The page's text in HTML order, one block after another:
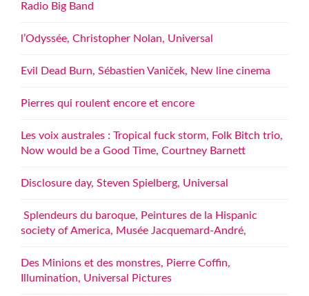
Radio Big Band
l’Odyssée, Christopher Nolan, Universal
Evil Dead Burn, Sébastien Vaniček, New line cinema
Pierres qui roulent encore et encore
Les voix australes : Tropical fuck storm, Folk Bitch trio,
Now would be a Good Time, Courtney Barnett
Disclosure day, Steven Spielberg, Universal
Splendeurs du baroque, Peintures de la Hispanic
society of America, Musée Jacquemard-André,
Des Minions et des monstres, Pierre Coffin,
Illumination, Universal Pictures